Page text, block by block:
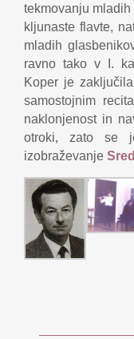
tekmovanju
kljunaste flavte,
mladih
ravno tako v I.
Koper je
samostojnim
naklonjenost in
otroki, zato se
izobraževanje